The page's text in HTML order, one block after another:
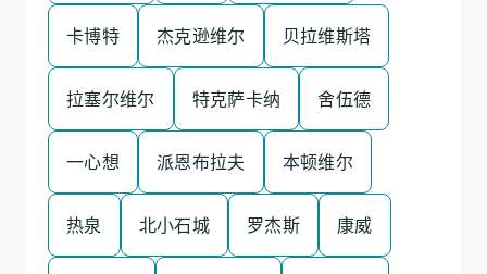
卡博特 杰克逊维尔 贝拉维斯塔
拉塞尔维尔 特克萨卡纳 舍伍德
一心想 派恩布拉夫 本顿维尔
热泉 北小石城 罗杰斯 康威